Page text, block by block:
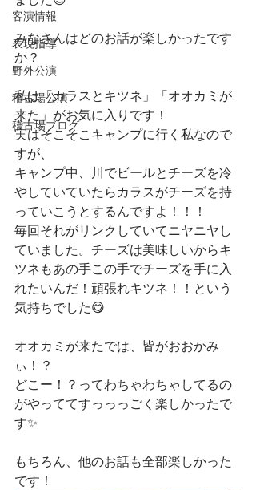
客演情報
表現指導
野外公演
稽古場公演
稽古場ブログ
みなさんはどのお話が楽しかったです
か？
私は「カラスとキツネ」「オオカミが
来た」がお気に入りです！
実はそこそこキャンプに行く私なので
すが、
キャンプ中、川でビールとチーズを冷
やしていていたらカラスがチーズを持
っていこうとするんですよ！！！
毎回それがリンクしていてニヤニヤし
ていました。チーズは美味しいからキ
ツネもあの手この手でチーズを手に入
れたいんだ！頑張れキツネ！！という
気持ちでした😋
オオカミが来たでは、皆がおおかみ
ぃ！？
どこー！？ってわちゃわちゃしてるの
がやっててすっっっごく楽しかったで
す✨
もちろん、他のお話も全部楽しかった
です！